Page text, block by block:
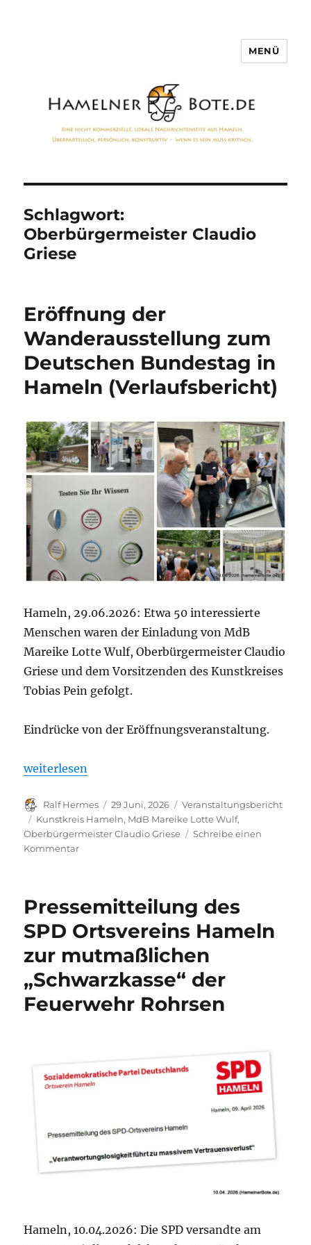
MENÜ
Schlagwort:
Oberbürgermeister Claudio
Griese
Eröffnung der
Wanderausstellung zum
Deutschen Bundestag in
Hameln (Verlaufsbericht)
Hameln, 29.06.2026: Etwa 50 interessierte
Menschen waren der Einladung von MdB
Mareike Lotte Wulf, Oberbürgermeister Claudio
Griese und dem Vorsitzenden des Kunstkreises
Tobias Pein gefolgt.
Eindrücke von der Eröffnungsveranstaltung.
„Eröffnung der Wanderausstellung zum
weiterlesen
Autor
Ralf Hermes
Veröffentlicht
am
29 Juni, 2026 Kategorien
Veranstaltungsbericht
Schlagwörter
Kunstkreis Hameln, MdB Mareike Lotte Wulf,
Oberbürgermeister Claudio Griese
Schreibe einen
Kommentarzu
zum
Bundestag
in
Hameln
(Verlaufsbericht)
Pressemitteilung des
SPD Ortsvereins Hameln
zur mutmaßlichen
„Schwarzkasse“ der
Feuerwehr Rohrsen
Hameln, 10.04.2026: Die SPD versandte am